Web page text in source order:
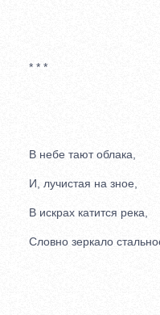
* * *
В небе тают облака,
И, лучистая на зное,
В искрах катится река,
Словно зеркало